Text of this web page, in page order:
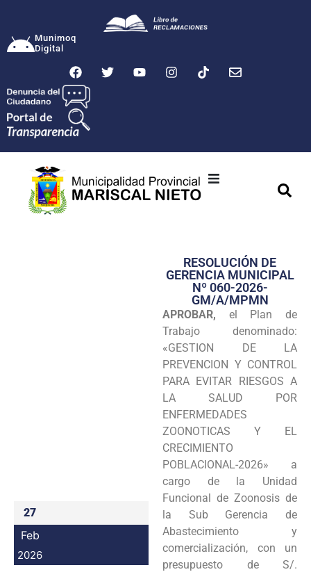
Munimoq
Digital
Transparencia
Seguridad
Programas
Intranet
27
Feb
2026
RESOLUCIÓN DE
GERENCIA MUNICIPAL
Nº 060-2026-
GM/A/MPMN
APROBAR, el Plan de
Trabajo denominado:
«GESTION DE LA
PREVENCION Y CONTROL
PARA EVITAR RIESGOS A
LA SALUD POR
ENFERMEDADES
ZOONOTICAS Y EL
CRECIMIENTO
POBLACIONAL-2026» a
cargo de la Unidad
Funcional de Zoonosis de
la Sub Gerencia de
Abastecimiento y
comercialización, con un
presupuesto de S/.